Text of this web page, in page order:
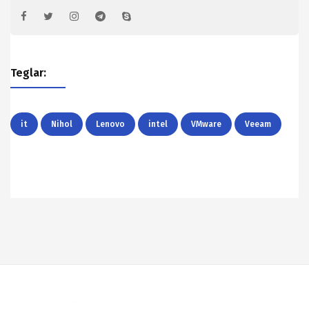
Teglar:
it Nihol Lenovo intel VMware Veeam